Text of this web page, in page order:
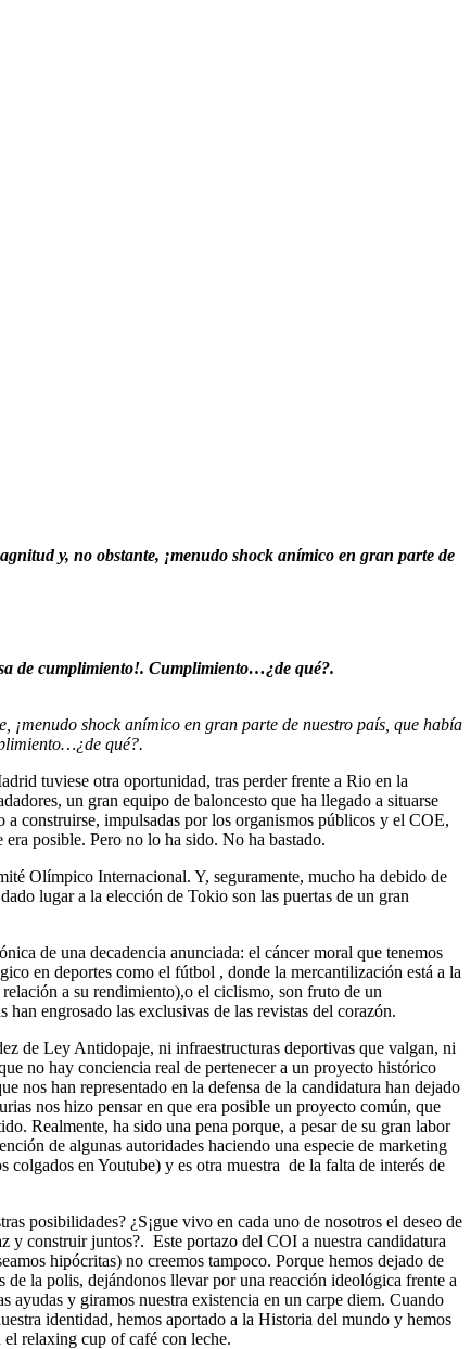
y, no obstante, ¡menudo shock anímico en gran parte de
de cumplimiento!. Cumplimiento…¿de qué?.
shock anímico en gran parte de nuestro país, que había
qué?.
tuviese otra oportunidad, tras perder frente a Rio en la
un gran equipo de baloncesto que ha llegado a situarse
construirse, impulsadas por los organismos públicos y el COE,
posible. Pero no lo ha sido. No ha bastado.
Olímpico Internacional. Y, seguramente, mucho ha debido de
lugar a la elección de Tokio son las puertas de un gran
de una decadencia anunciada: el cáncer moral que tenemos
en deportes como el fútbol , donde la mercantilización está a la
a su rendimiento),o el ciclismo, son fruto de un
engrosado las exclusivas de las revistas del corazón.
de Ley Antidopaje, ni infraestructuras deportivas que valgan, ni
no hay conciencia real de pertenecer a un proyecto histórico
nos han representado en la defensa de la candidatura han dejado
nos hizo pensar en que era posible un proyecto común, que
Realmente, ha sido una pena porque, a pesar de su gran labor
de algunas autoridades haciendo una especie de marketing
en Youtube) y es otra muestra de la falta de interés de
posibilidades? ¿S¡gue vivo en cada uno de nosotros el deseo de
y construir juntos?. Este portazo del COI a nuestra candidatura
hipócritas) no creemos tampoco. Porque hemos dejado de
de la polis, dejándonos llevar por una reacción ideológica frente a
ayudas y giramos nuestra existencia en un carpe diem. Cuando
identidad, hemos aportado a la Historia del mundo y hemos
relaxing cup of café con leche.